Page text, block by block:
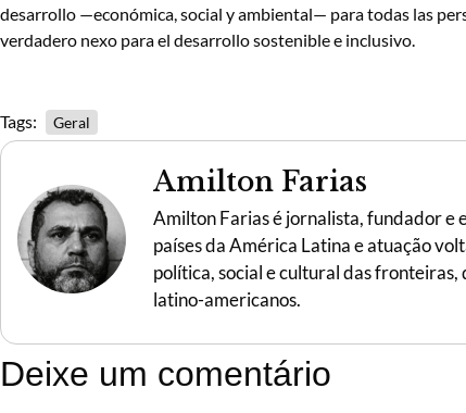
desarrollo —económica, social y ambiental— para todas las
verdadero nexo para el desarrollo sostenible e inclusivo.
Tags: Geral
Amilton Farias
Amilton Farias é jornalista, fundador
países da América Latina e atuação
política, social e cultural das
latino-americanos.
Deixe um comentário